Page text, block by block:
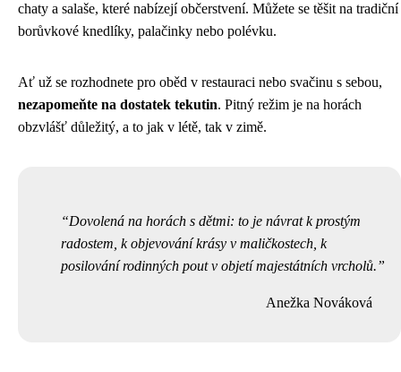
chaty a salaše, které nabízejí občerstvení. Můžete se těšit na tradiční
borůvkové knedlíky, palačinky nebo polévku.
Ať už se rozhodnete pro oběd v restauraci nebo svačinu s sebou,
nezapomeňte na dostatek tekutin. Pitný režim je na horách
obzvlášť důležitý, a to jak v létě, tak v zimě.
Dovolená na horách s dětmi: to je návrat k prostým
radostem, k objevování krásy v maličkostech, k
posilování rodinných pout v objetí majestátních vrcholů.
Anežka Nováková